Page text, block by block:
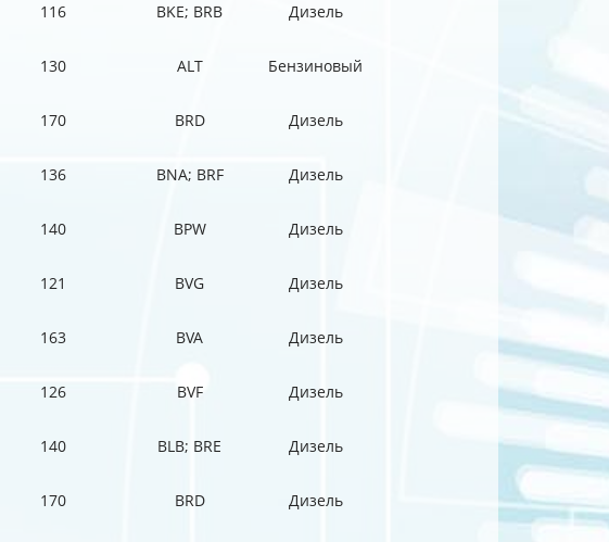
116 BKE; BRB Дизель
130 ALT Бензиновый
170 BRD Дизель
136 BNA; BRF Дизель
140 BPW Дизель
121 BVG Дизель
163 BVA Дизель
126 BVF Дизель
140 BLB; BRE Дизель
170 BRD Дизель